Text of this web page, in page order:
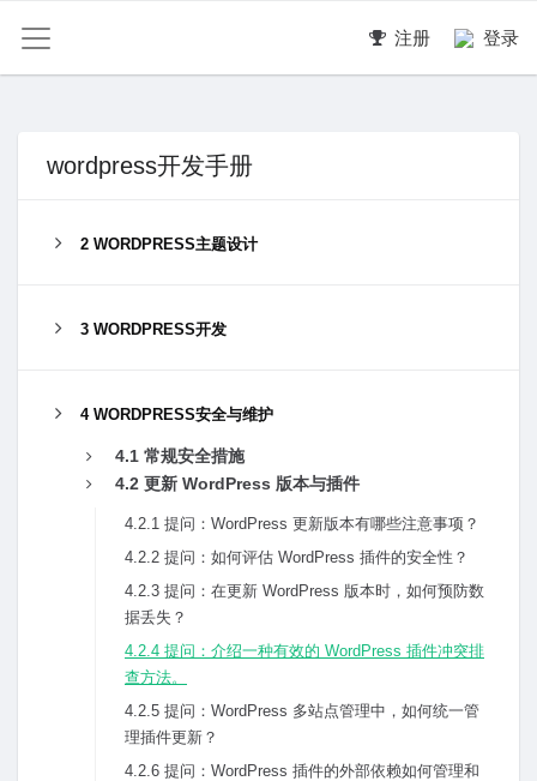
注册 登录
wordpress开发手册
2 WORDPRESS主题设计
3 WORDPRESS开发
4 WORDPRESS安全与维护
4.1 常规安全措施
4.2 更新 WordPress 版本与插件
4.2.1 提问：WordPress 更新版本有哪些注意事项？
4.2.2 提问：如何评估 WordPress 插件的安全性？
4.2.3 提问：在更新 WordPress 版本时，如何预防数
据丢失？
4.2.4 提问：介绍⼀种有效的 WordPress 插件冲突排
查⽅法。
4.2.5 提问：WordPress 多站点管理中，如何统⼀管
理插件更新？
4.2.6 提问：WordPress 插件的外部依赖如何管理和